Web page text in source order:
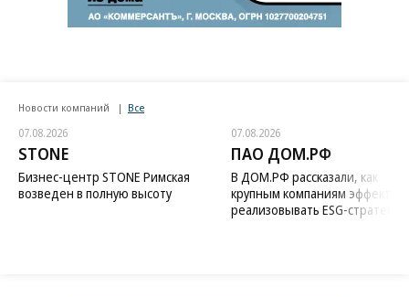
Новости компаний Все
07.08.2026
STONE
Бизнес-центр STONE Римская
возведен в полную высоту
07.08.2026
ПАО ДОМ.РФ
В ДОМ.РФ рассказали, как
крупным компаниям
реализовывать ESG-стратегию